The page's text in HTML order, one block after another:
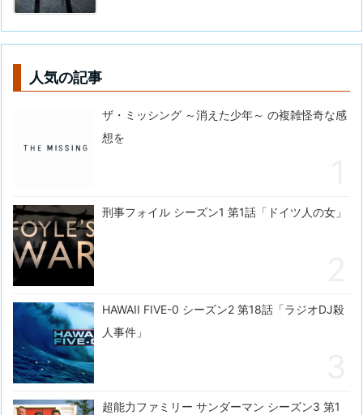
人気の記事
ザ・ミッシング ～消えた少年～ の複雑怪奇な感
想を
刑事フォイル シーズン1 第1話「ドイツ人の女」
HAWAII FIVE-0 シーズン2 第18話「ラジオDJ殺
人事件」
超能力ファミリー サンダーマン シーズン3 第1